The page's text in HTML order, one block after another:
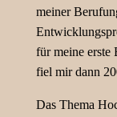
meiner
für meine
fiel mir dann
Das Thema